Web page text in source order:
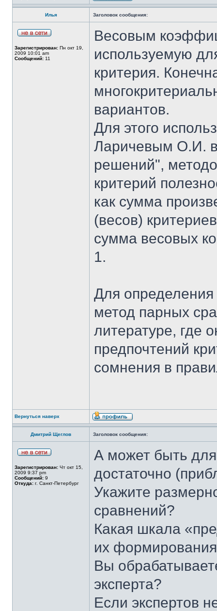
Илья Заголовок сообщения:
Зарегистрирован: Пн окт 19,
2009 10:01 am
Сообщений: 11
Весовым
используемую
критерия.
вариантов.
Для этого
Ларичевым О.И. в
решений",
критерий
как сумма
(весов)
сумма весовых
1.
Для определения
метод парных
литературе, где
предпочтений
сомнения в
Вернуться наверх
Дмитрий Щеглов Заголовок сообщения:
Зарегистрирован: Чт окт 15,
2009 9:37 pm
Сообщений: 9
Откуда: г. Санкт-Петербург
А может быть
достаточно
Укажите
сравнений?
Какая шкала
их
Вы
эксперта?
Если экспертов